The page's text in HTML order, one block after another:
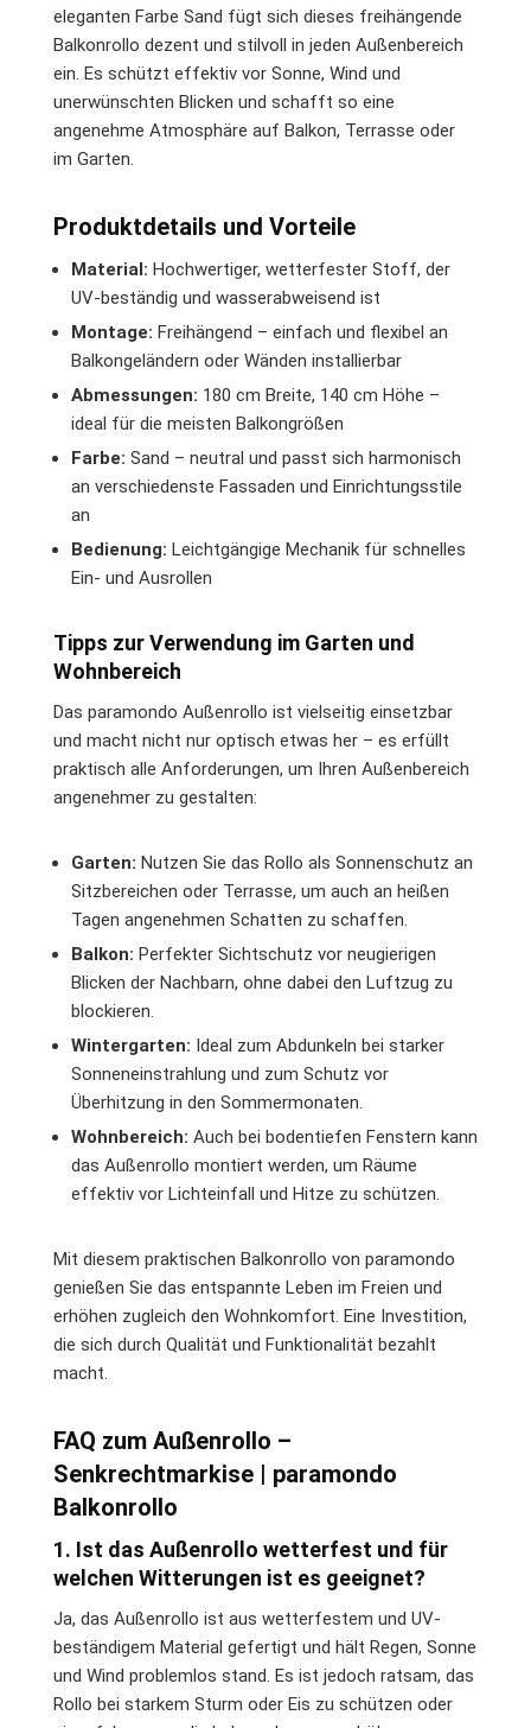
eleganten Farbe Sand fügt sich dieses freihängende
Balkonrollo dezent und stilvoll in jeden Außenbereich
ein. Es schützt effektiv vor Sonne, Wind und
unerwünschten Blicken und schafft so eine
angenehme Atmosphäre auf Balkon, Terrasse oder
im Garten.
Produktdetails und Vorteile
Material: Hochwertiger, wetterfester Stoff, der
UV-beständig und wasserabweisend ist
Montage: Freihängend – einfach und flexibel an
Balkongeländern oder Wänden installierbar
Abmessungen: 180 cm Breite, 140 cm Höhe –
ideal für die meisten Balkongrößen
Farbe: Sand – neutral und passt sich harmonisch
an verschiedenste Fassaden und Einrichtungsstile
an
Bedienung: Leichtgängige Mechanik für schnelles
Ein- und Ausrollen
Tipps zur Verwendung im Garten und
Wohnbereich
Das paramondo Außenrollo ist vielseitig einsetzbar
und macht nicht nur optisch etwas her – es erfüllt
praktisch alle Anforderungen, um Ihren Außenbereich
angenehmer zu gestalten:
Garten: Nutzen Sie das Rollo als Sonnenschutz an
Sitzbereichen oder Terrasse, um auch an heißen
Tagen angenehmen Schatten zu schaffen.
Balkon: Perfekter Sichtschutz vor neugierigen
Blicken der Nachbarn, ohne dabei den Luftzug zu
blockieren.
Wintergarten: Ideal zum Abdunkeln bei starker
Sonneneinstrahlung und zum Schutz vor
Überhitzung in den Sommermonaten.
Wohnbereich: Auch bei bodentiefen Fenstern kann
das Außenrollo montiert werden, um Räume
effektiv vor Lichteinfall und Hitze zu schützen.
Mit diesem praktischen Balkonrollo von paramondo
genießen Sie das entspannte Leben im Freien und
erhöhen zugleich den Wohnkomfort. Eine Investition,
die sich durch Qualität und Funktionalität bezahlt
macht.
FAQ zum Außenrollo –
Senkrechtmarkise | paramondo
Balkonrollo
1. Ist das Außenrollo wetterfest und für
welchen Witterungen ist es geeignet?
Ja, das Außenrollo ist aus wetterfestem und UV-
beständigem Material gefertigt und hält Regen, Sonne
und Wind problemlos stand. Es ist jedoch ratsam, das
Rollo bei starkem Sturm oder Eis zu schützen oder